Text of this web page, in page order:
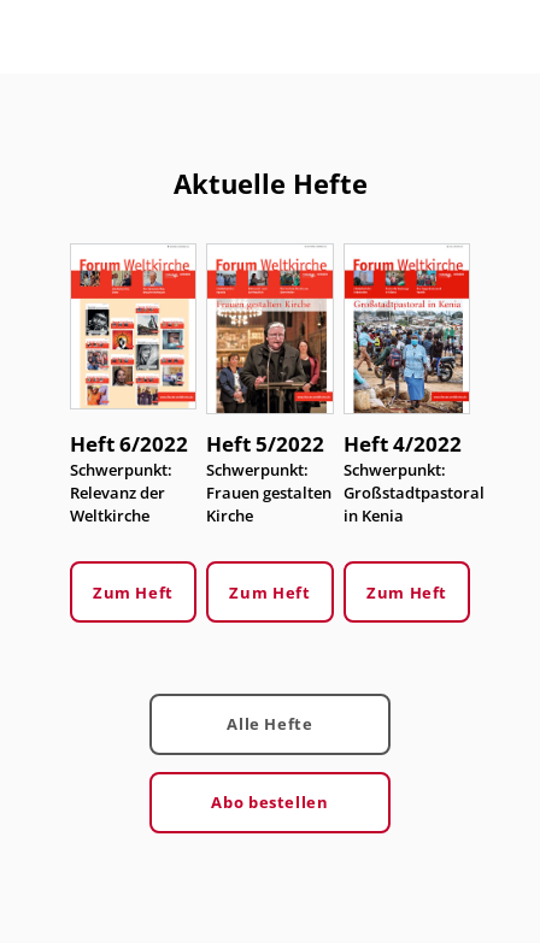
Aktuelle Hefte
Heft 6/2022
:
Schwerpunkt:
Relevanz der
Weltkirche
Zum Heft
Heft 5/2022
:
Schwerpunkt:
Frauen gestalten
Kirche
Zum Heft
Heft 4/2022
:
Schwerpunkt:
Großstadtpastoral
in Kenia
Zum Heft
Alle Hefte
Abo bestellen